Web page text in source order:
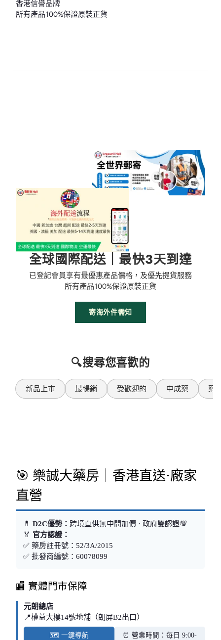
香港信譽品牌
所有產品100%保證原裝正貨
全球國際配送｜最快3天到達
已登記會員享有最優惠產品價格，及優先提貨服務
所有產品100%保證原裝正貨
寄海外件需知
🔍搜尋您喜歡的
新品上市 最暢銷 受歡迎的 中成藥 藥
🎯 樂誠大藥房｜香港直送·廠家
直營
💊 D2C優勢： 跨境直供無中間加價 · 政府雙認證💯
🏅 官方認證：
✅ 藥房註冊號：52/3A/2015
✅ 批發商編號：60078099
🏬 實體門市保障
元朗總店
📍權益大樓14號地舖（朗屏B2出口）
🗺️ 一鍵導航
⏰ 營業時間：每日 9:00-